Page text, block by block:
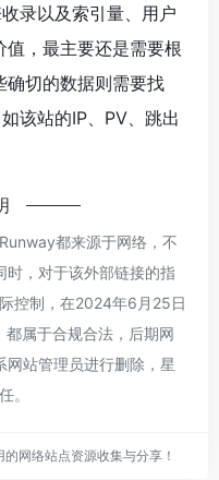
录以及索引量、用户
，最主要还是需要根
确切的数据则需要找
该站的IP、PV、跳出
都来源于网络，不
时，对于该外部链接的指
控制，在2024年6月25日
属于合规合法，后期网
网站管理员进行删除，星
。
网络站点资源收集与分享！